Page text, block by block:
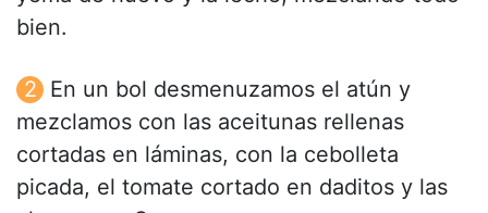
bien.
En un bol desmenuzamos el atún y
mezclamos con las aceitunas rellenas
cortadas en láminas, con la cebolleta
picada, el tomate cortado en daditos y las